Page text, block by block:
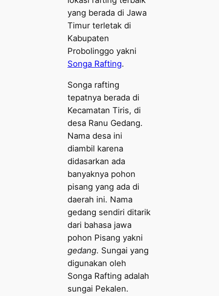
yang berada di Jawa
Timur terletak di
Kabupaten
Probolinggo yakni
Songa Rafting.
Songa rafting
tepatnya berada di
Kecamatan Tiris, di
desa Ranu Gedang.
Nama desa ini
diambil karena
didasarkan ada
banyaknya pohon
pisang yang ada di
daerah ini. Nama
gedang sendiri ditarik
dari bahasa jawa
pohon Pisang yakni
gedang. Sungai yang
digunakan oleh
Songa Rafting adalah
sungai Pekalen.